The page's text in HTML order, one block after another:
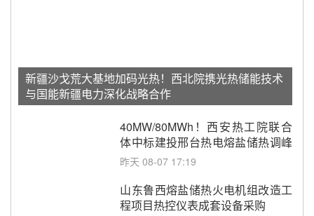
新疆沙戈荒大基地加码光热！西北院携光热储能技术
与国能新疆电力深化战略合作
40MW/80MWh！西安热工院联合
体中标建投邢台热电熔盐储热调峰
调频改造EPC项目
昨天 08-07 17:19
山东鲁西熔盐储热火电机组改造工
程项目热控仪表成套设备采购